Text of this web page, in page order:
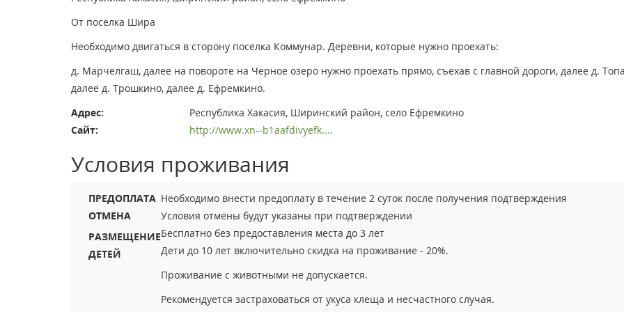
От поселка Шира
Необходимо двигаться в сторону поселка Коммунар. Деревни, которые нужно проехать:
д. Марчелгаш, далее на повороте на Черное озеро нужно проехать прямо, съехав с главной дороги, далее д.
далее д. Трошкино, далее д. Ефремкино.
Адрес:
Республика Хакасия, Ширинский район, село Ефремкино
Сайт:
http://www.xn--b1aafdivyefk....
Условия проживания
ПРЕДОПЛАТА Необходимо внести предоплату в течение 2 суток после получения подтверждения
ОТМЕНА
Условия отмены будут указаны при подтверждении
РАЗМЕЩЕНИЕ
ДЕТЕЙ
Бесплатно без предоставления места до 3 лет
Дети до 10 лет включительно скидка на проживание - 20%.
Проживание с животными не допускается.
Рекомендуется застраховаться от укуса клеща и несчастного случая.